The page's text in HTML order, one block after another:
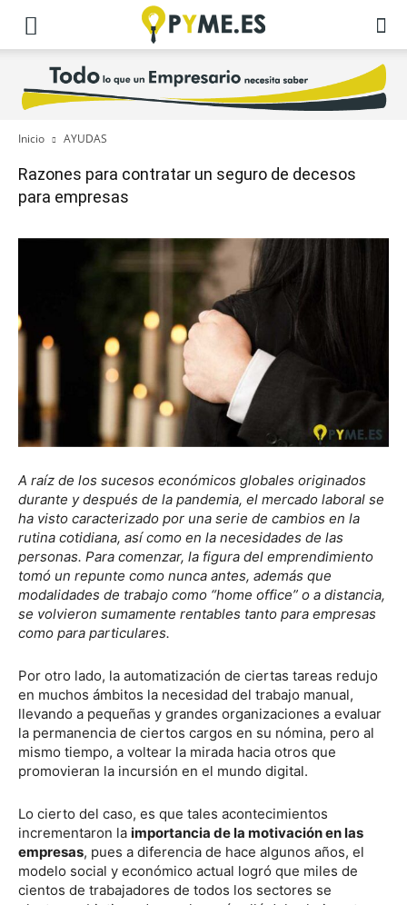
Inicio AYUDAS
Razones para contratar un seguro de decesos
para empresas
A raíz de los sucesos económicos globales originados
durante y después de la pandemia, el mercado laboral se
ha visto caracterizado por una serie de cambios en la
rutina cotidiana, así como en la necesidades de las
personas. Para comenzar, la figura del emprendimiento
tomó un repunte como nunca antes, además que
modalidades de trabajo como “home office” o a distancia,
se volvieron sumamente rentables tanto para empresas
como para particulares.
Por otro lado, la automatización de ciertas tareas redujo
en muchos ámbitos la necesidad del trabajo manual,
llevando a pequeñas y grandes organizaciones a evaluar
la permanencia de ciertos cargos en su nómina, pero al
mismo tiempo, a voltear la mirada hacia otros que
promovieran la incursión en el mundo digital.
Lo cierto del caso, es que tales acontecimientos
incrementaron la importancia de la motivación en las
empresas, pues a diferencia de hace algunos años, el
modelo social y económico actual logró que miles de
cientos de trabajadores de todos los sectores se